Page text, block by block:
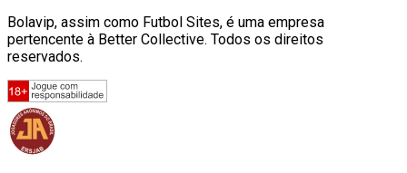
Bolavip, assim como Futbol Sites, é uma empresa
pertencente à Better Collective. Todos os direitos
reservados.